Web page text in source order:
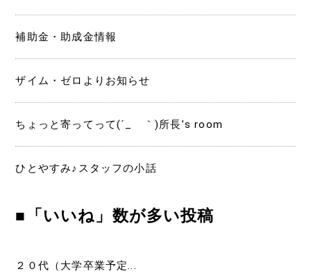
補助金・助成金情報
ザイム・ゼロよりお知らせ
ちょっと寄ってって(´_ゝ｀)所長’s room
ひとやすみ♪スタッフの小話
■「いいね」数が多い投稿
２０代（大学卒業予定...